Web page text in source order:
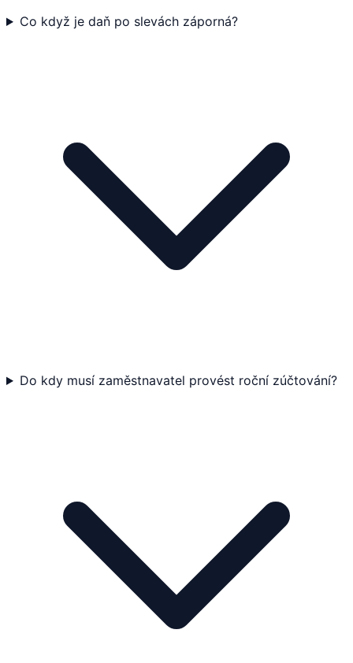
Co když je daň po slevách záporná?
Do kdy musí zaměstnavatel provést roční zúčtování?